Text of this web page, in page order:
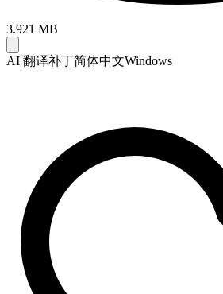
3.921 MB
AI 翻译补丁简体中文Windows